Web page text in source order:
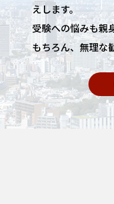
えします。
受験への悩みも親
もちろん、無理な